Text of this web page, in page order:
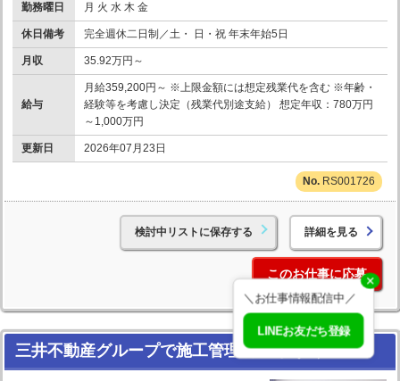
勤務曜日 月 火 水 木 金
休日備考 完全週休二日制／土・ 日・祝 年末年始5日
月収 35.92万円～
給与
月給359,200円～ ※上限金額には想定残業代を含む ※年齢・
経験等を考慮し決定（残業代別途支給） 想定年収：780万円
～1,000万円
更新日 2026年07月23日
RS001726
検討中リストに保存する 詳細を見る
このお仕事に応募
三井不動産グループで施工管理/銀座駅すぐ
✕
＼お仕事情報配信中／
LINEお友だち登録